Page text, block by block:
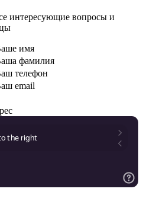
интересующие вопросы и
имя
фамилия
телефон
email